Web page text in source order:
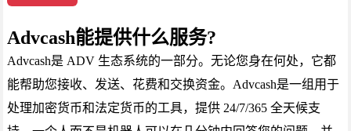
Advcash能提供什么服务?
Advcash是 ADV 生态系统的一部分。无论您身在何处，它都
能帮助您接收、发送、花费和交换资金。Advcash是一组用于
处理加密货币和法定货币的工具，提供 24/7/365 全天候支